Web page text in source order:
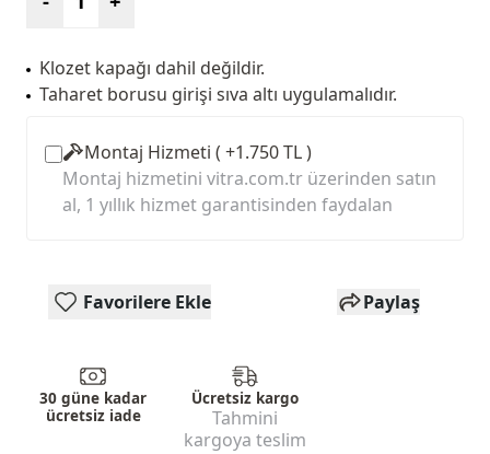
Klozet kapağı dahil değildir.
Taharet borusu girişi sıva altı uygulamalıdır.
Montaj Hizmeti ( +1.750 TL )
Montaj hizmetini vitra.com.tr üzerinden satın
al, 1 yıllık hizmet garantisinden faydalan
Favorilere Ekle Paylaş
30 güne kadar
ücretsiz iade
Ücretsiz kargo
Tahmini
kargoya teslim